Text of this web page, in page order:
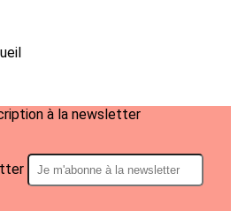
à la newsletter